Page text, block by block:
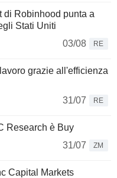
di Robinhood punta a
Stati Uniti
03/08
RE
grazie all'efficienza
31/07
RE
Research è Buy
31/07
ZM
Capital Markets